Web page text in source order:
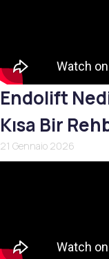
Endolift
Kısa Bir
21 Gennaio 2026